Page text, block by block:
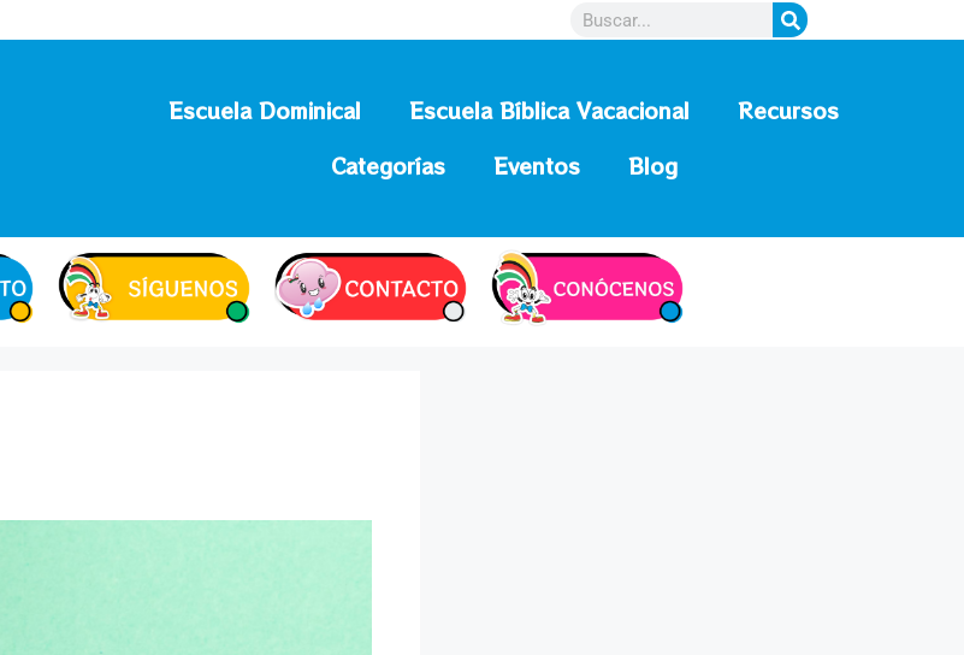
Escuela Dominical Escuela Bíblica Vacacional
Recursos
Categorías
Eventos Blog